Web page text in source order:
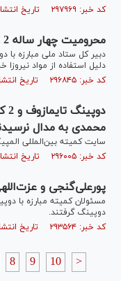
کد خبر: ۲۹۷۹۶۹ تاریخ انتشار : ۱۳۹۶/۰۱/۲۳
محرومیت چهار ساله 2 ورزشکار دوپینگی ایران
دبیر کل ستاد ملی مبارزه با
دلیل استفاده از مواد نیروزا
کد خبر: ۲۹۶۸۴۵ تاریخ انتشار : ۱۳۹۶/۰۱/۲۰
محمدی به مدال
سایت کمیته بین‌المللی المپیک اسامی 3 کشتی‌گیر
کد خبر: ۲۹۶۰۰۵ تاریخ انتشار : ۱۳۹۶/۰۱/۱۷
پورعلی‌گنجی و
مسئولان کمیته مبارزه با
دوپینگ گرفتند.
کد خبر: ۲۹۳۵۶۴ تاریخ انتشار : ۱۳۹۶/۰۱/۰۸
8 9 10 >